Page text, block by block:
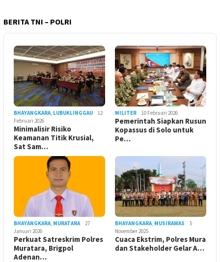
BERITA TNI – POLRI
BHAYANGKARA, LUBUKLINGGAU
12
Februari 2026
Minimalisir Risiko
Keamanan Titik Krusial,
Sat Sam…
MILITER 10 Februari 2026
Pemerintah Siapkan Rusun
Kopassus di Solo untuk
Pe…
BHAYANGKARA, MURATARA
27
Januari 2026
Perkuat Satreskrim Polres
Muratara, Brigpol
Adenan…
BHAYANGKARA, MUSIRAWAS
5
November 2025
Cuaca Ekstrim, Polres Mura
dan Stakeholder Gelar A…